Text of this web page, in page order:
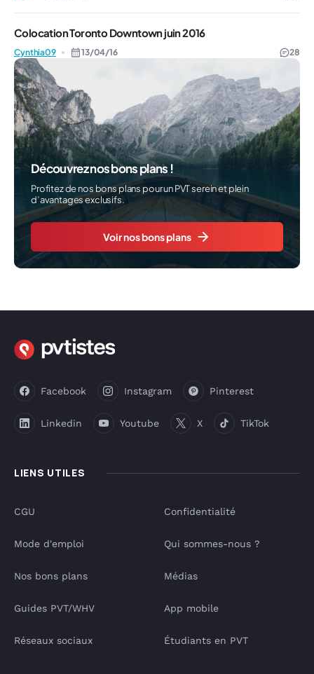
Colocation Toronto Downtown juin 2016
Cynthia09 13/04/16 28
Découvrez nos bons plans !
Profitez de nos bons plans pour un PVT serein et plein
d’avantages exclusifs.
Voir nos bons plans
LIENS UTILES
Facebook Instagram Pinterest
Linkedin Youtube X TikTok
CGU
Mode d'emploi
Nos bons plans
Guides PVT/WHV
Réseaux sociaux
Confidentialité
Qui sommes-nous ?
Médias
App mobile
Étudiants en PVT